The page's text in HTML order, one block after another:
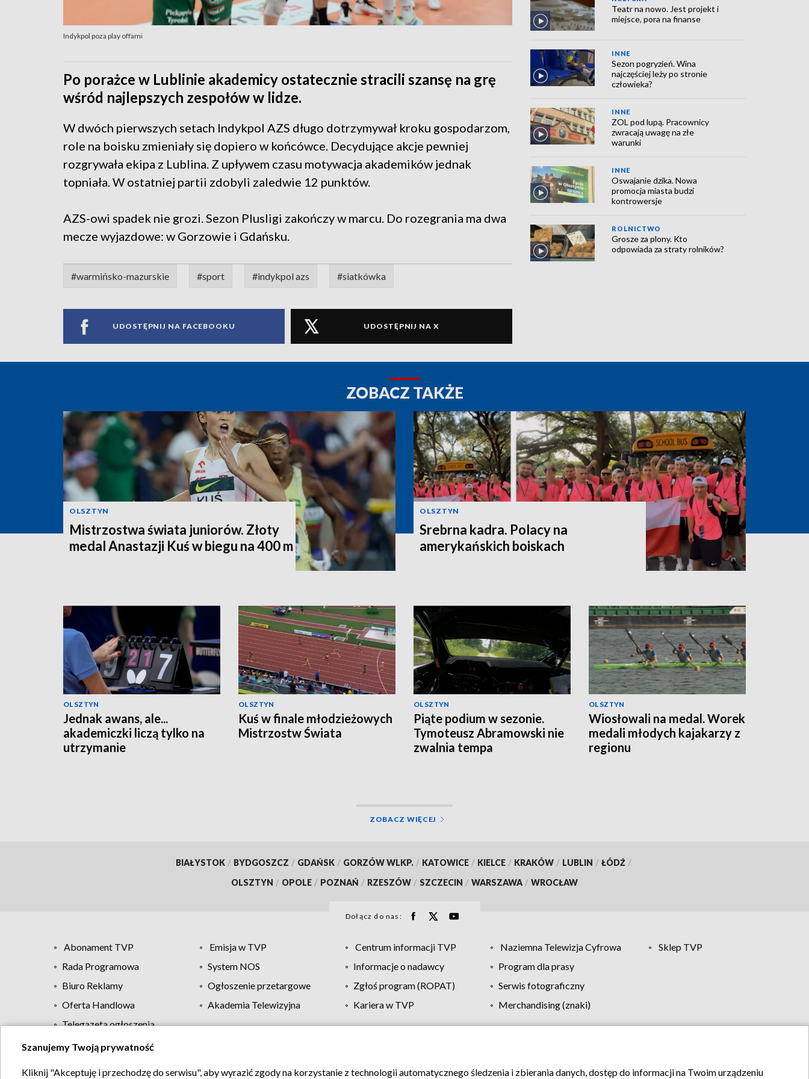
Indykpol poza play offami
Po porażce w Lublinie akademicy ostatecznie stracili szansę na grę
wśród najlepszych zespołów w lidze.
W dwóch pierwszych setach Indykpol AZS długo dotrzymywał kroku gospodarzom,
role na boisku zmieniały się dopiero w końcówce. Decydujące akcje pewniej
rozgrywała ekipa z Lublina. Z upływem czasu motywacja akademików jednak
topniała. W ostatniej partii zdobyli zaledwie 12 punktów.
AZS-owi spadek nie grozi. Sezon Plusligi zakończy w marcu. Do rozegrania ma dwa
mecze wyjazdowe: w Gorzowie i Gdańsku.
#warmińsko-mazurskie #sport #indykpol azs #siatkówka
UDOSTĘPNIJ NA FACEBOOKU UDOSTĘPNIJ NA X
Teatr na nowo. Jest projekt i
miejsce, pora na finanse
INNE
Sezon pogryzień. Wina
najczęściej leży po stronie
człowieka?
INNE
ZOL pod lupą. Pracownicy
zwracają uwagę na złe
warunki
INNE
Oswajanie dzika. Nowa
promocja miasta budzi
kontrowersje
ROLNICTWO
Grosze za plony. Kto
odpowiada za straty rolników?
ZOBACZ TAKŻE
OLSZTYN
Mistrzostwa świata juniorów. Złoty
medal Anastazji Kuś w biegu na 400 m
OLSZTYN
Srebrna kadra. Polacy na
amerykańskich boiskach
OLSZTYN
Jednak awans, ale...
akademiczki liczą tylko na
utrzymanie
OLSZTYN
Kuś w finale młodzieżowych
Mistrzostw Świata
OLSZTYN
Piąte podium w sezonie.
Tymoteusz Abramowski nie
zwalnia tempa
OLSZTYN
Wiosłowali na medal. Worek
medali młodych kajakarzy z
regionu
ZOBACZ WIĘCEJ
BIAŁYSTOK / BYDGOSZCZ / GDAŃSK / GORZÓW WLKP. / KATOWICE / KIELCE / KRAKÓW / LUBLIN / ŁÓDŹ /
OLSZTYN / OPOLE / POZNAŃ / RZESZÓW / SZCZECIN / WARSZAWA / WROCŁAW
Dołącz do nas:
Abonament TVP Emisja w TVP Centrum informacji TVP Naziemna Telewizja Cyfrowa
Sklep TVP
Rada Programowa
System NOS Informacje o nadawcy
Program dla prasy
Biuro Reklamy
Ogłoszenie przetargowe Zgłoś program (ROPAT)
Serwis fotograficzny
Oferta Handlowa
Akademia Telewizyjna Kariera w TVP
Merchandising (znaki)
Telegazeta ogłoszenia
Regulamin TVP Polityka prywatności Moje zgody Pomoc Biuro reklamy Kontakt
Szanujemy Twoją prywatność
Kliknij "Akceptuję i przechodzę do serwisu", aby wyrazić zgody na korzystanie z technologii automatycznego śledzenia i zbierania danych, dostęp do informacji na Twoim urządzeniu